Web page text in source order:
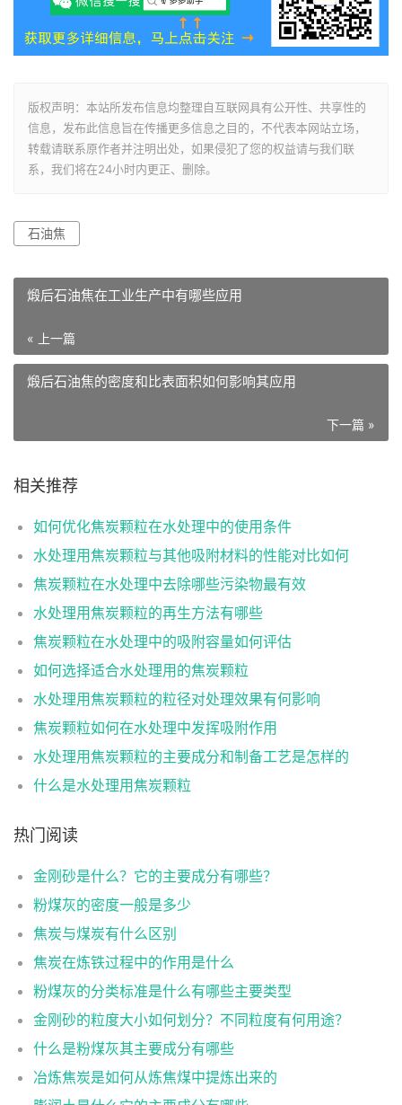
版权声明：本站所发布信息均整理自互联网具有公开性、共享性的
信息，发布此信息旨在传播更多信息之目的，不代表本网站立场，
转载请联系原作者并注明出处，如果侵犯了您的权益请与我们联
系，我们将在24小时内更正、删除。
石油焦
煅后石油焦在工业生产中有哪些应用
« 上一篇
煅后石油焦的密度和比表面积如何影响其应用
下一篇 »
相关推荐
如何优化焦炭颗粒在水处理中的使用条件
水处理用焦炭颗粒与其他吸附材料的性能对比如何
焦炭颗粒在水处理中去除哪些污染物最有效
水处理用焦炭颗粒的再生方法有哪些
焦炭颗粒在水处理中的吸附容量如何评估
如何选择适合水处理用的焦炭颗粒
水处理用焦炭颗粒的粒径对处理效果有何影响
焦炭颗粒如何在水处理中发挥吸附作用
水处理用焦炭颗粒的主要成分和制备工艺是怎样的
什么是水处理用焦炭颗粒
热门阅读
金刚砂是什么？它的主要成分有哪些？
粉煤灰的密度一般是多少
焦炭与煤炭有什么区别
焦炭在炼铁过程中的作用是什么
粉煤灰的分类标准是什么有哪些主要类型
金刚砂的粒度大小如何划分？不同粒度有何用途？
什么是粉煤灰其主要成分有哪些
冶炼焦炭是如何从炼焦煤中提炼出来的